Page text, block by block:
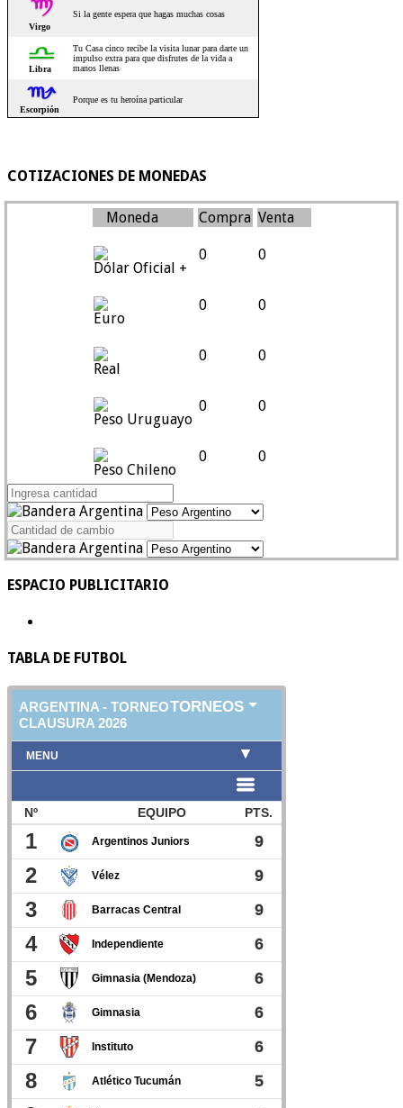
COTIZACIONES DE MONEDAS
Moneda Compra Venta
Dólar Oficial +
0 0
Euro
0 0
Real
0 0
Peso Uruguayo
0 0
Peso Chileno
0 0
ESPACIO PUBLICITARIO
TABLA DE FUTBOL